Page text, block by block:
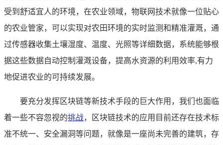
受到舒适宜人的环境，在农业领域，物联网技术就像一位贴心
的农业管家，可以实现对农田环境的实时监测和精准灌溉，通
过传感器收集土壤湿度、温度、光照等详细数据，系统能够根
据这些数据自动控制灌溉设备，提高水资源的利用效率,有力
地促进农业的可持续发展。
要充分发挥区块链等新技术手段的巨大作用，我们也面临
着一些不容忽视的挑战，区块链技术的应用目前还存在技术标
准不统一、安全漏洞等问题，就像是一座尚未完善的建筑，存